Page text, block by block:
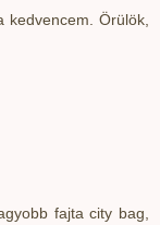
kedvencem. Örülök,
fajta city bag,